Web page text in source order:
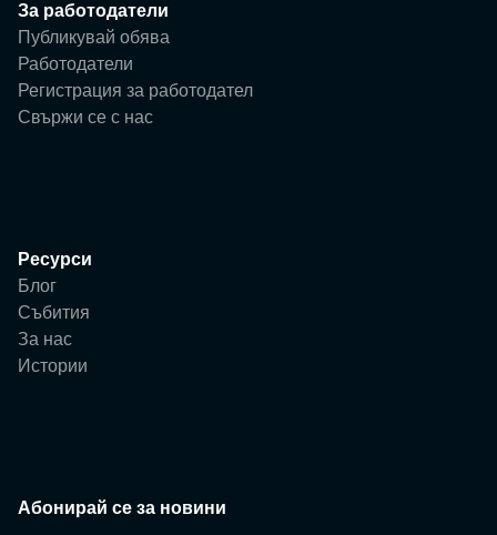
За работодатели
Публикувай обява
Работодатели
Регистрация за работодател
Свържи се с нас
Ресурси
Блог
Събития
За нас
Истории
Абонирай се за новини